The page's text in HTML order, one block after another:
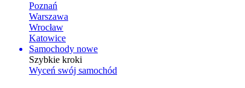
Poznań
Warszawa
Wrocław
Katowice
Samochody nowe
Szybkie kroki
Wyceń swój samochód